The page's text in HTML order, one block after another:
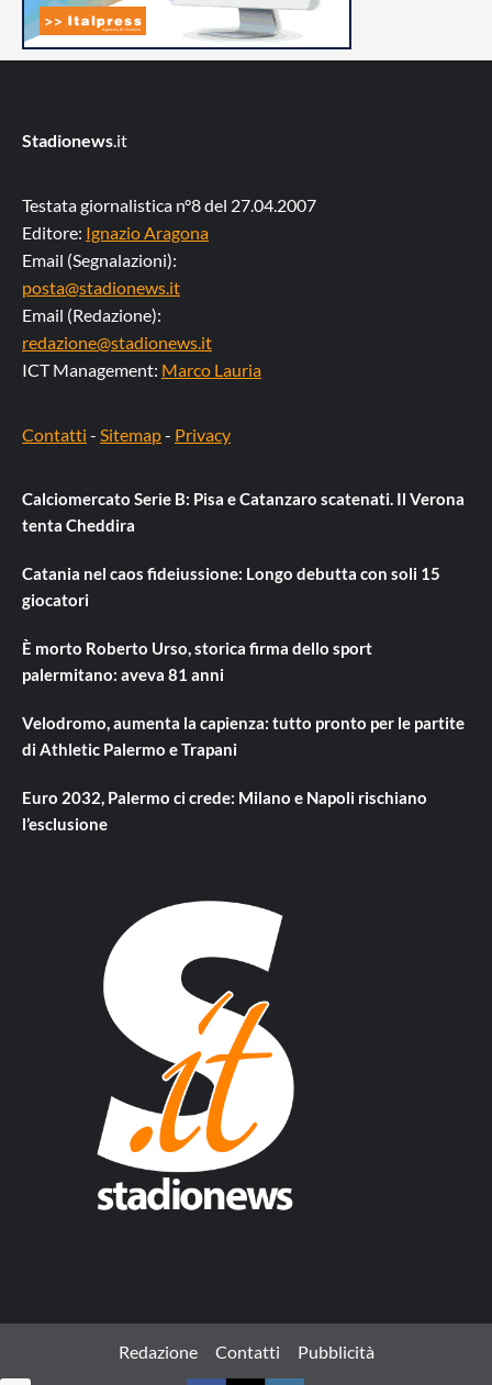
Stadionews.it
Testata giornalistica n°8 del 27.04.2007
Editore: Ignazio Aragona
Email (Segnalazioni):
posta@stadionews.it
Email (Redazione):
redazione@stadionews.it
ICT Management: Marco Lauria
Contatti - Sitemap- Privacy
Calciomercato Serie B: Pisa e Catanzaro scatenati. Il Verona
tenta Cheddira
Catania nel caos fideiussione: Longo debutta con soli 15
giocatori
È morto Roberto Urso, storica firma dello sport
palermitano: aveva 81 anni
Velodromo, aumenta la capienza: tutto pronto per le partite
di Athletic Palermo e Trapani
Euro 2032, Palermo ci crede: Milano e Napoli rischiano
l’esclusione
Redazione Contatti Pubblicità